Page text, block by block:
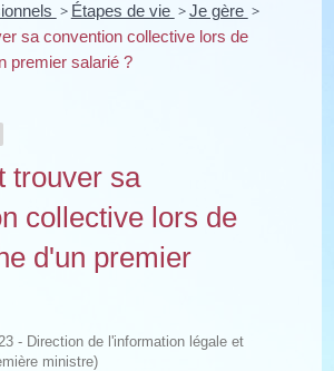
> Étapes de vie >Je gère >
sa convention collective lors de
premier salarié ?
trouver sa
collective lors de
d'un premier
- Direction de l'information légale et
ministre)